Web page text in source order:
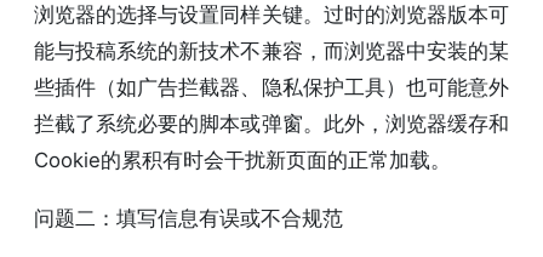
浏览器的选择与设置同样关键。过时的浏览器版本可
能与投稿系统的新技术不兼容，而浏览器中安装的某
些插件（如广告拦截器、隐私保护工具）也可能意外
拦截了系统必要的脚本或弹窗。此外，浏览器缓存和
Cookie的累积有时会干扰新页面的正常加载。
问题二：填写信息有误或不合规范